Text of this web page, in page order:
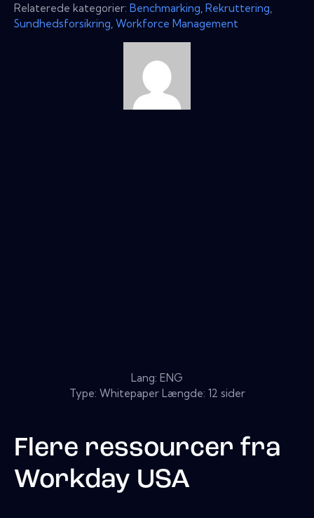
Relaterede kategorier: Benchmarking Rekruttering
Sundhedsforsikring Workforce Management
Lang: ENG
Type: Whitepaper Længde: 12 sider
Flere ressourcer fra
Workday USA